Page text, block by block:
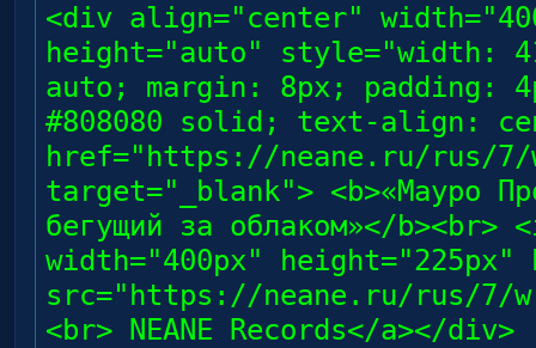
<div align="center"
height="auto" style="width:
auto; margin: 8px; padding:
#808080 solid; text-align:
href="https://neane.ru/rus/7/
target="_blank"> <b>«Мауро
бегущий за облаком»</b><br>
width="400px" height="225px"
src="https://neane.ru/rus/7/
<br> NEANE Records</a></div>